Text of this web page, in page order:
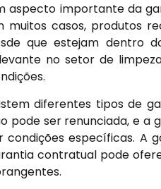
aspecto importante da
muitos casos, produtos
que estejam dentro
no setor de
diferentes tipos de
pode ser renunciada, e a
condições específicas. A
contratual pode